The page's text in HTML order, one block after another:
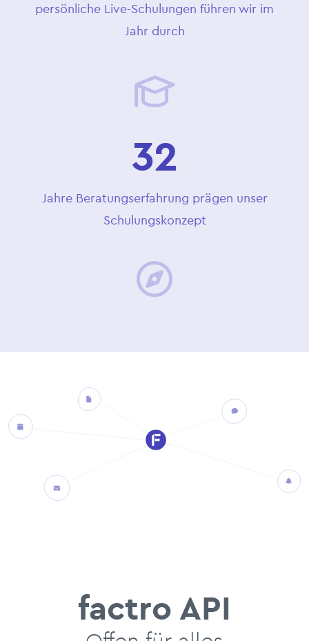
persönliche Live-Schulungen führen wir im
Jahr durch
32
Jahre Beratungserfahrung prägen unser
Schulungskonzept
factro API